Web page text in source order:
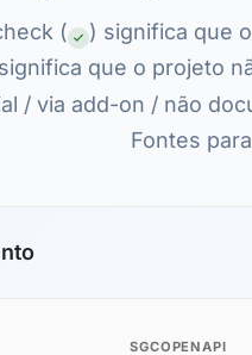
(
) significa que
que o projeto
/ via add-on / não
Fontes
SGCOPENAPI